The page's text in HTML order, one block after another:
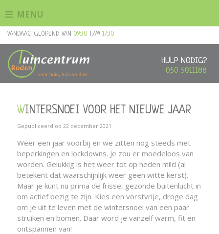
n
HULP NODIG?
050 5011188
VANDAAG GEOPEND VAN 09:30 T/M 17:30
MENU
WINTERSNOEI VOOR HET NIEUWE JAAR
Gepubliceerd op 22 december 2021
Weer een jaar voorbij en we zitten nog steeds met
beperkingen en lockdowns. Je zou er moedeloos van
worden. Gelukkig is het weer tot op heden mild (al
betekent dat waarschijnlijk weer geen witte kerst).
Maar je kunt nu prima de frisse, gezonde buitenlucht in
om actief bezig te zijn. Kies een vorstvrije, droge dag
om je uit te leven met de wintersnoei van een paar
struiken en bomen. Daar word je vanzelf warm, fit en
ontspannen van!